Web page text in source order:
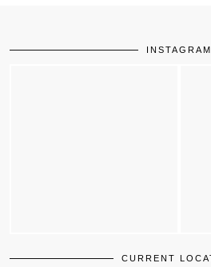
INSTAGRAM
CURRENT